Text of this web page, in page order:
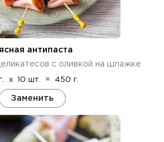
антипаста
с оливкой на шпажке
x 10 шт. = 450 г.
Заменить